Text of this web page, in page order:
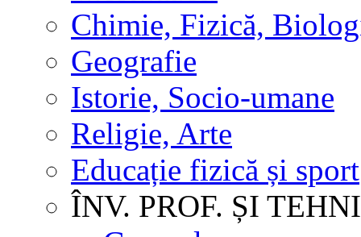
Chimie, Fizică,
Geografie
Istorie, Socio-umane
Religie, Arte
Educație fizică și sport
ÎNV. PROF. ȘI